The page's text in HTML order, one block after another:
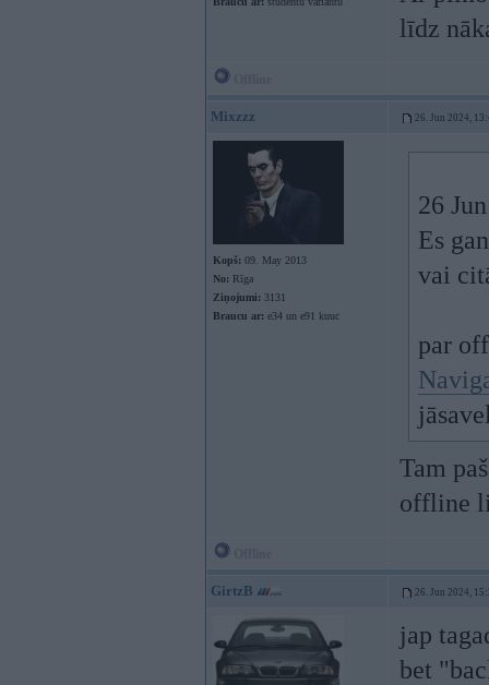
līdz
Mixzzz 26. Jun 2024,
Kopš: 09. May 2013
No: Rīga
Ziņojumi: 3131
Braucu ar: e34 un e91 kuuc
26
Es
vai
par
Tam
offline
GirtzB 26. Jun 2024,
jap
bet